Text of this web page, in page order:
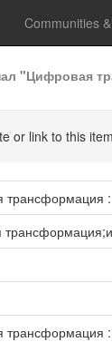
Communities
"Цифровая
or link to this
трансформация
трансформация